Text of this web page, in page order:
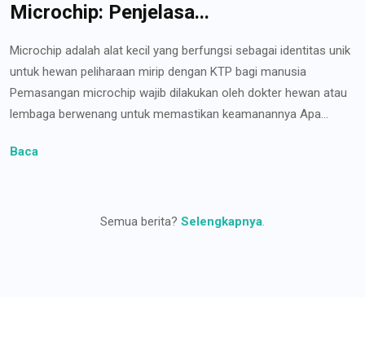
Microchip: Penjelasa...
Microchip adalah alat kecil yang berfungsi sebagai identitas unik
untuk hewan peliharaan mirip dengan KTP bagi manusia
Pemasangan microchip wajib dilakukan oleh dokter hewan atau
lembaga berwenang untuk memastikan keamanannya Apa...
Baca
Semua berita? Selengkapnya.